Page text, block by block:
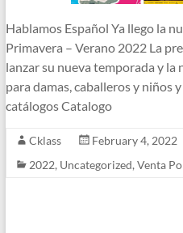
Hablamos Español Ya llego la
Primavera – Verano 2022 La
lanzar su nueva temporada y la
para damas, caballeros y niños
catálogos Catalogo
Cklass
February 4, 2022
2022, Uncategorized, Venta